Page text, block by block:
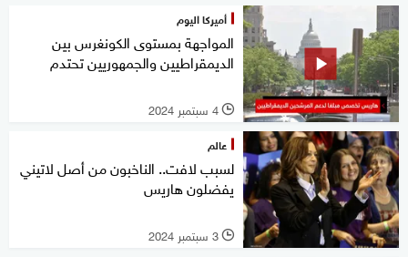
أميركا اليوم
المواجهة بمستوى الكونغرس بين
الديمقراطيين والجمهوريين تحتدم
l 4 سبتمبر 2024
عالم
لسبب لافت.. الناخبون من أصل لاتيني
يفضلون هاريس
l 3 سبتمبر 2024